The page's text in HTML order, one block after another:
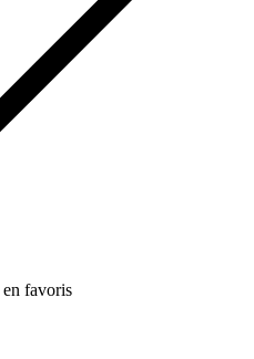
favoris